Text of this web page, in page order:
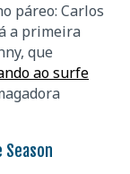
páreo: Carlos
a primeira
que
ao surfe
Season